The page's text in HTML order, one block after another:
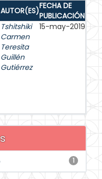
AUTOR(ES)FECHA DE
PUBLICACIÓN
Tshitshiki
Carmen
Teresita
Guillén
Gutiérrez
15-may-2019
1